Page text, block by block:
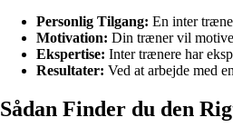
Personlig Tilgang: En inter
Motivation: Din træner vil
Ekspertise: Inter trænere har
Resultater: Ved at arbejde med
Sådan Finder du den